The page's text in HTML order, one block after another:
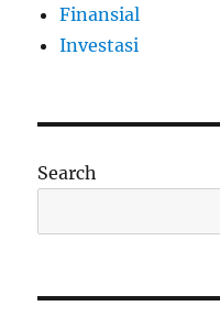
Finansial
Investasi
Search